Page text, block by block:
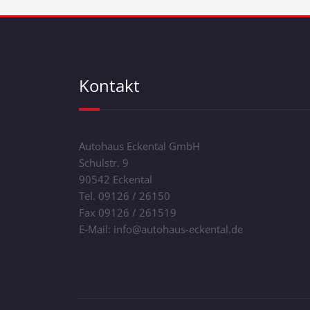
Kontakt
Autohaus Eckental GmbH
Schulstr. 9
90542 Eckental
Tel. 09126 / 26150
Fax 09126 / 261519
E-Mail: info@autohaus-eckental.de